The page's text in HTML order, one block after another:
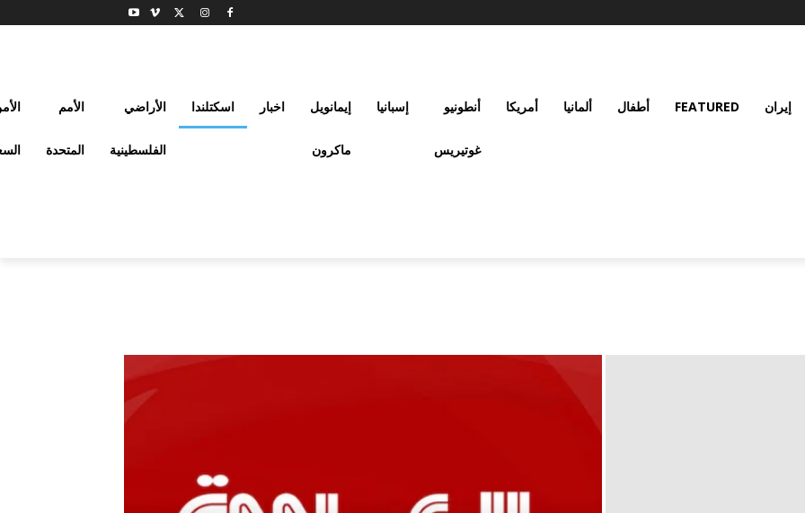
إيران FEATURED أطفال ألمانيا أمريكا أنطونيو
غوتيريس
إسبانيا إيمانويل
ماكرون
اخبار اسكتلندا الأراضي
الفلسطينية
الأمم
المتحدة